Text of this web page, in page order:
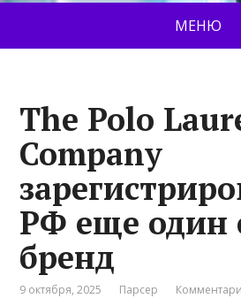
МЕНЮ
The Polo
Company
РФ еще один
бренд
9 октября, 2025 Парсер